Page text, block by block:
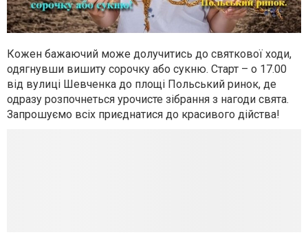
Кожен бажаючий може долучитись до святкової ходи,
одягнувши вишиту сорочку або сукню. Старт – о 17.00
від вулиці Шевченка до площі Польський ринок, де
одразу розпочнеться урочисте зібрання з нагоди свята.
Запрошуємо всіх приєднатися до красивого дійства!